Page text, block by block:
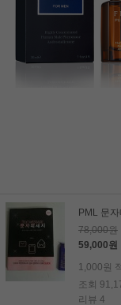
PML 문자
78,000원
59,000원
1,000원
조회
리뷰 4